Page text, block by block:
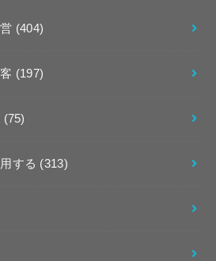
(404)
(197)
(75)
する (313)